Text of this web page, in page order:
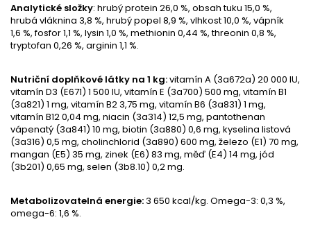
Analytické složky: hrubý protein 26,0 %, obsah tuku 15,0 %,
hrubá vláknina 3,8 %, hrubý popel 8,9 %, vlhkost 10,0 %, vápník
1,6 %, fosfor 1,1 %, lysin 1,0 %, methionin 0,44 %, threonin 0,8 %,
tryptofan 0,26 %, arginin 1,1 %.
Nutriční doplňkové látky na 1 kg:vitamín A (3a672a) 20 000 IU,
vitamín D3 (E671) 1 500 IU, vitamín E (3a700) 500 mg, vitamín B1
(3a821) 1 mg, vitamín B2 3,75 mg, vitamín B6 (3a831) 1 mg,
vitamín B12 0,04 mg, niacin (3a314) 12,5 mg, pantothenan
vápenatý (3a841) 10 mg, biotin (3a880) 0,6 mg, kyselina listová
(3a316) 0,5 mg, cholinchlorid (3a890) 600 mg, železo (E1) 70 mg,
mangan (E5) 35 mg, zinek (E6) 83 mg, měď (E4) 14 mg, jód
(3b201) 0,65 mg, selen (3b8.10) 0,2 mg.
Metabolizovatelná energie:3 650 kcal/kg. Omega-3: 0,3 %,
omega-6: 1,6 %.